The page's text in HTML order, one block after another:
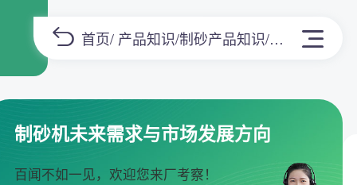
首页/ 产品知识/制砂产品知识/正文
制砂机未来需求与市场发展方向
百闻不如一见，欢迎您来厂考察！